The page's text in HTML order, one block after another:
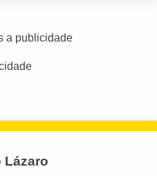
a publicidade
Lázaro